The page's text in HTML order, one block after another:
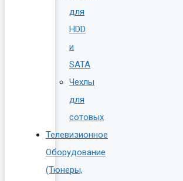
для
HDD
и
SATA
Чехлы
для
сотовых
Телевизионное
Оборудование
(Тюнеры,